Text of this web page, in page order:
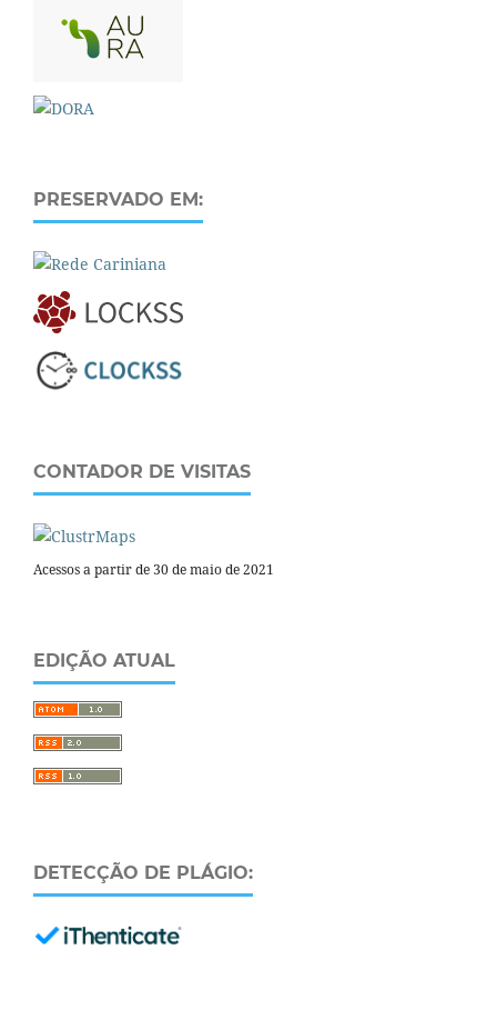
PRESERVADO EM:
CONTADOR DE VISITAS
Acessos a partir de 30 de maio de 2021
EDIÇÃO ATUAL
DETECÇÃO DE PLÁGIO: